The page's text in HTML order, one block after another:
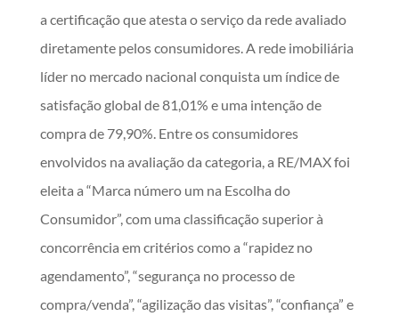
a certificação que atesta o serviço da rede avaliado
diretamente pelos consumidores. A rede imobiliária
líder no mercado nacional conquista um índice de
satisfação global de 81,01% e uma intenção de
compra de 79,90%. Entre os consumidores
envolvidos na avaliação da categoria, a RE/MAX foi
eleita a “Marca número um na Escolha do
Consumidor”, com uma classificação superior à
concorrência em critérios como a “rapidez no
agendamento”, “segurança no processo de
compra/venda”, “agilização das visitas”, “confiança” e